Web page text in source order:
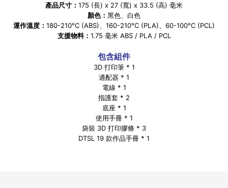
產品尺寸： 175 (長) x 27 (寬) x 33.5 (高) 毫米
顏色： 黑色、白色
運作溫度： 180-210°C (ABS)、160-210°C (PLA)、60-100°C (PCL)
支援物料： 1.75 毫米 ABS / PLA / PCL
包含組件
3D 打印筆 * 1
適配器 * 1
電線 * 1
指護套 * 2
底座 * 1
使用手冊 * 1
袋裝 3D 打印膠條 * 3
DTSL 19 款作品手冊 * 1